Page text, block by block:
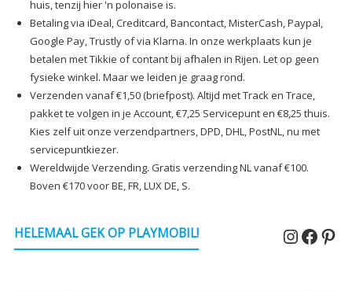
huis, tenzij hier 'n polonaise is.
Betaling via iDeal, Creditcard, Bancontact, MisterCash, Paypal,
Google Pay, Trustly of via Klarna. In onze werkplaats kun je
betalen met Tikkie of contant bij afhalen in Rijen. Let op geen
fysieke winkel. Maar we leiden je graag rond.
Verzenden vanaf €1,50 (briefpost). Altijd met Track en Trace,
pakket te volgen in je Account, €7,25 Servicepunt en €8,25 thuis.
Kies zelf uit onze verzendpartners, DPD, DHL, PostNL, nu met
servicepuntkiezer.
Wereldwijde Verzending. Gratis verzending NL vanaf €100.
Boven €170 voor BE, FR, LUX DE, S.
HELEMAAL GEK OP PLAYMOBIL!